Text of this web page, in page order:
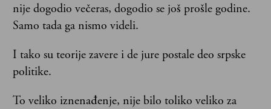
nije dogodio večeras, dogodio se još prošle godine.
Samo tada ga nismo videli.
I tako su teorije zavere i de jure postale deo srpske
politike.
To veliko iznenađenje, nije bilo toliko veliko za